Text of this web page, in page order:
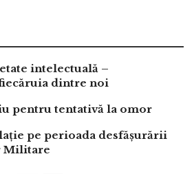
intelectuală –
dintre noi
pentru tentativă la omor
pe perioada desfășurării
Militare